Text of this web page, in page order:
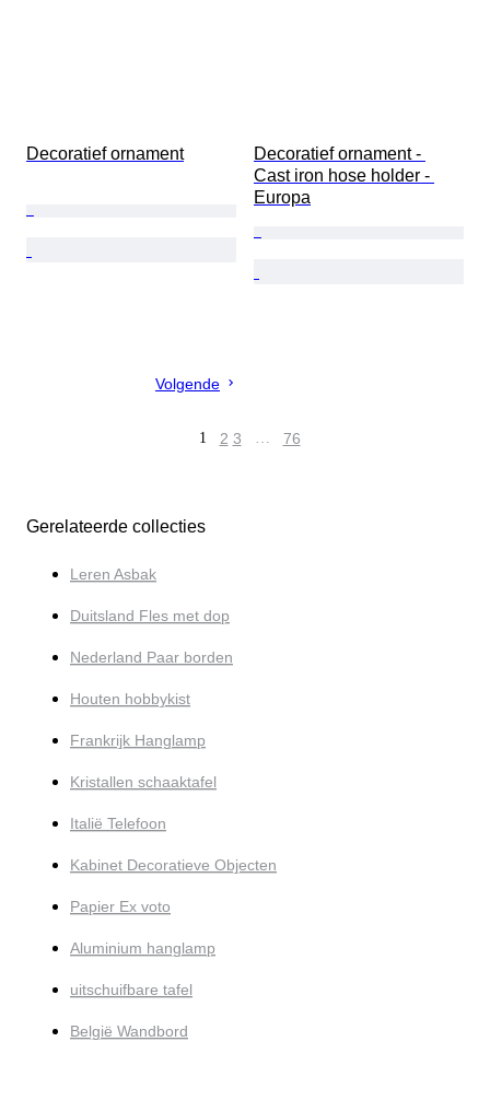
Decoratief ornament
Decoratief ornament -
Cast iron hose holder -
Europa
Volgende
1 2 3 … 76
Gerelateerde collecties
Leren Asbak
Duitsland Fles met dop
Nederland Paar borden
Houten hobbykist
Frankrijk Hanglamp
Kristallen schaaktafel
Italië Telefoon
Kabinet Decoratieve Objecten
Papier Ex voto
Aluminium hanglamp
uitschuifbare tafel
België Wandbord